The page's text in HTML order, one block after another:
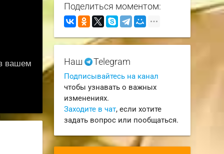
Поделиться моментом:
Наш Telegram
Подписывайтесь на канал
чтобы узнавать о важных
изменениях.
Заходите в чат, если хотите
задать вопрос или пообщаться.